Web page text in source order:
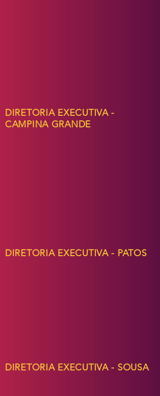
DIRETORIA EXECUTIVA -
CAMPINA GRANDE
DIRETORIA EXECUTIVA - PATOS
DIRETORIA EXECUTIVA - SOUSA